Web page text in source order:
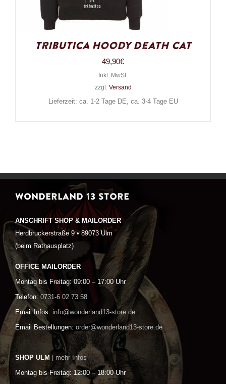
Tributica Hoody Death Cat
49,90€
Inkl. MwSt.
zzgl. Versand
Lieferzeit: ca. 1-2 Tage DE, ca. 3-4 Tage EU
WONDERLAND 13 STORE
ANSCHRIFT SHOP & MAILORDER
Herdbruckerstraße 9 • 89073 Ulm
(beim Rathausplatz)
OFFICE MAILORDER
Montag bis Freitag: 09:00 – 17:00 Uhr
Telefon: 0731-6 02 73 58
Email Infos: info@wonderland13-store.de
Email Bestellungen: order@wonderland13-store.de
SHOP ULM | mehr Infos
Montag bis Freitag: 12:00 – 18:00 Uhr